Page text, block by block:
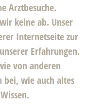
Arztbesuche.
keine ab. Unser
Internetseite zur
Erfahrungen.
von anderen
bei, wie auch altes